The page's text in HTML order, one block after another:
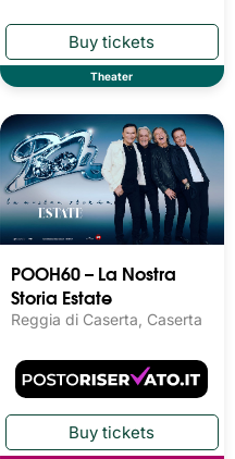
Theater
POOH60 – La Nostra
Storia Estate
Reggia di Caserta, Caserta